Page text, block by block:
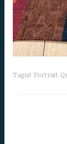
Tagué Portrait